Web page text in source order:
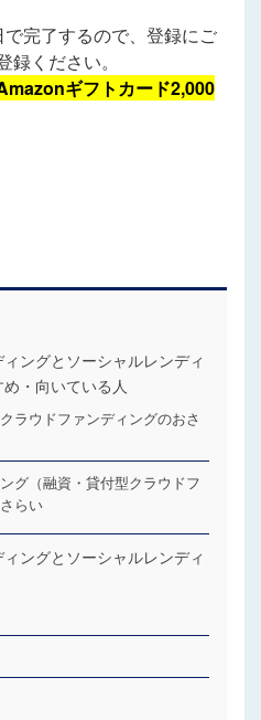
完了するので、登録にご
ください。
ギフトカード2,000
ングとソーシャルレンディ
・向いている人
ラウドファンディングのおさ
グ（融資・貸付型クラウドフ
らい
ングとソーシャルレンディ